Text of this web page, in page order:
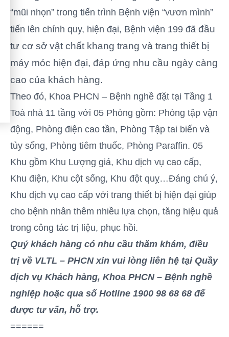
“mũi nhọn” trong tiến trình Bệnh viện “vươn mình”
tiến lên chính quy, hiện đại, Bệnh viện 199 đã đầu
tư cơ sở vật chất khang trang và trang thiết bị
máy móc hiện đại, đáp ứng nhu cầu ngày càng
cao của khách hàng.
Theo đó, Khoa PHCN – Bệnh nghề đặt tại Tầng 1
Toà nhà 11 tầng với 05 Phòng gồm: Phòng tập vận
động, Phòng điện cao tần, Phòng Tập tai biến và
tủy sống, Phòng tiêm thuốc, Phòng Paraffin. 05
Khu gồm Khu Lượng giá, Khu dịch vụ cao cấp,
Khu điện, Khu cột sống, Khu đột quỵ…Đáng chú ý,
Khu dịch vụ cao cấp với trang thiết bị hiện đại giúp
cho bệnh nhân thêm nhiều lựa chọn, tăng hiệu quả
trong công tác trị liệu, phục hồi.
Quý khách hàng có nhu cầu thăm khám, điều
trị về VLTL – PHCN xin vui lòng liên hệ tại Quầy
dịch vụ Khách hàng, Khoa PHCN – Bệnh nghề
nghiệp hoặc qua số Hotline 1900 98 68 68 để
được tư vấn, hỗ trợ.
======